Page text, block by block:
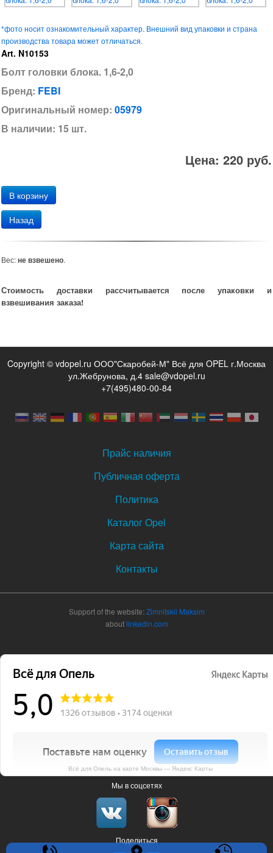
*фото носит ознакомительный характер. Внешний вид упаковки и страна
производства товара может отличаться.
Art. N10153
Болт головки блока. 1,6-2,0
Бренд: FEBI
Оригинальный номер: 05979
В наличии: 15 шт.
Цена: 220 руб.
Назад
Вес:не взвешено.
Стоимость доставки рассчитывается после упаковки и
взвешивания заказа!
Copyright © vdopel.ru ООО"Скаробей-М" Всё для OPEL г.Москва
ул.Жебрунова, д.4 sale@vdopel.ru
+7(495)480-00-84
Прайс наличия
Публичная оферта
Политика
Каталог Opel
Карта сайта
Контакты
Support of the website:Zimnitskii Maksim
aboutlinkedin.com
Всё для Опель на карте Москвы — Яндекс Карты
Мы в соцсетях
Поделиться